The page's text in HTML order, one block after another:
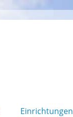
Einrichtungen